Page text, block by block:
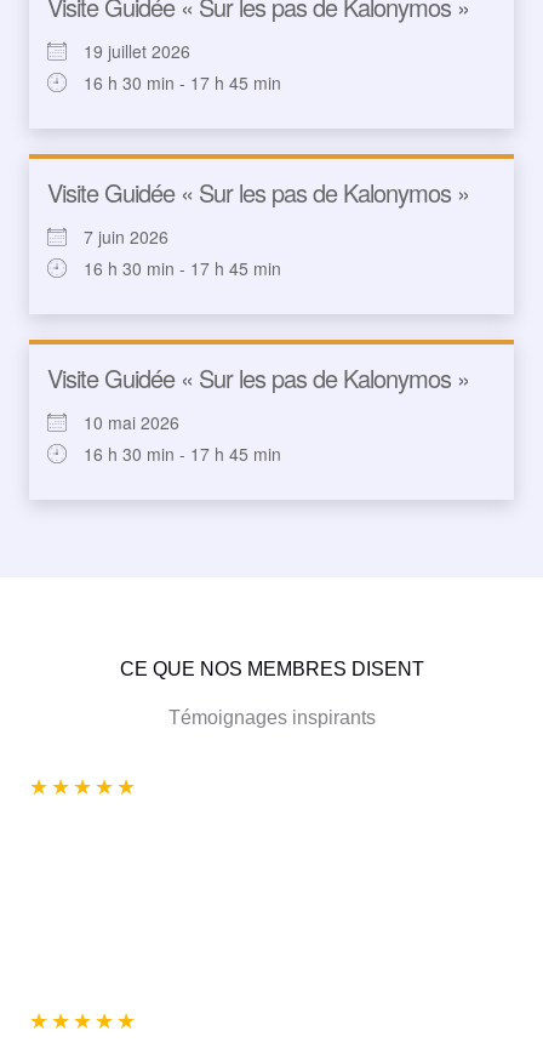
19 juillet 2026
16 h 30 min - 17 h 45 min
Visite Guidée « Sur les pas de Kalonymos »
7 juin 2026
16 h 30 min - 17 h 45 min
Visite Guidée « Sur les pas de Kalonymos »
10 mai 2026
16 h 30 min - 17 h 45 min
CE QUE NOS MEMBRES DISENT
Témoignages inspirants
★ ★ ★ ★ ★
★ ★ ★ ★ ★